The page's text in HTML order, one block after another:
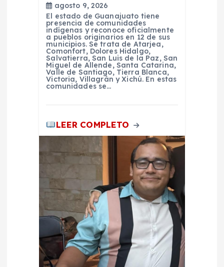
agosto 9, 2026
El estado de Guanajuato tiene
presencia de comunidades
indígenas y reconoce oficialmente
a pueblos originarios en 12 de sus
municipios. Se trata de Atarjea,
Comonfort, Dolores Hidalgo,
Salvatierra, San Luis de la Paz, San
Miguel de Allende, Santa Catarina,
Valle de Santiago, Tierra Blanca,
Victoria, Villagrán y Xichú. En estas
comunidades se…
LEER COMPLETO